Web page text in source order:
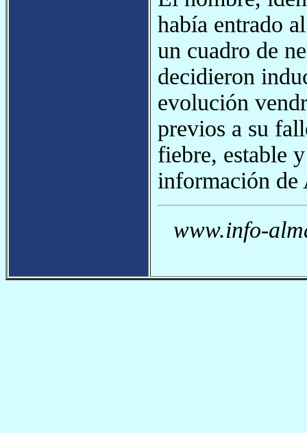
había entrado
un cuadro de
decidieron
evolución
previos a su
fiebre, estable
información de
www.info-